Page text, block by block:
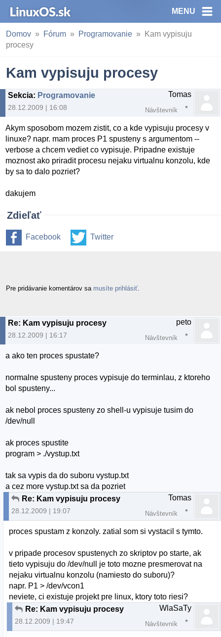
MENU
Domov Fórum Programovanie
Kam vypisuju
procesy
Kam vypisuju procesy
Sekcia: Programovanie
28.12.2009 | 16:08
Tomas
Návštevník
Akym sposobom mozem zistit, co a kde vypisuju procesy v
linuxe? napr. mam proces P1 spusteny s argumentom --
verbose a chcem vediet co vypisuje. Pripadne existuje
moznost ako priradit procesu nejaku virtualnu konzolu, kde
by sa to dalo pozriet?
dakujem
Zdieľať
Facebook Twitter
Pre pridávanie komentárov sa musíte prihlásiť
Re: Kam vypisuju procesy
28.12.2009 | 16:17
peto
Návštevník
a ako ten proces spustate?
normalne spusteny proces vypisuje do terminlau, z ktoreho
bol spusteny...
ak nebol proces spusteny zo shell-u vypisuje tusim do
/dev/null
ak proces spustite
program > ./vystup.txt
tak sa vypis da do suboru vystup.txt
a cez more vystup.txt sa da pozriet
Re: Kam vypisuju procesy
28.12.2009 | 19:07
Tomas
Návštevník
proces spustam z konzoly. zatial som si vystacil s tymto.
v pripade procesov spustenych zo skriptov po starte, ak
tieto vypisuju do /dev/null je toto mozne presmerovat na
nejaku virtualnu konzolu (namiesto do suboru)?
napr. P1 > /dev/vcon1
neviete, ci existuje projekt pre linux, ktory toto riesi?
Re: Kam vypisuju procesy
28.12.2009 | 19:47
WlaSaTy
Návštevník